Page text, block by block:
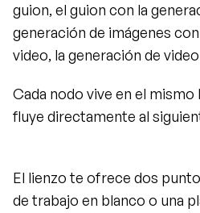
guion, el guion con la
generación de imágenes
video, la generación de
Cada nodo vive en el
fluye directamente al
El lienzo te ofrece dos
de trabajo en blanco o una